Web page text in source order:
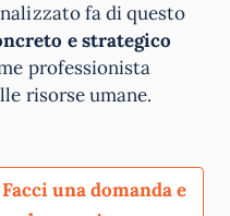
fa di questo
e strategico
professionista
risorse umane.